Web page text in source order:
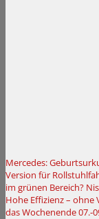
Mercedes:
Version für
im grünen Bereich?
Hohe Effizienz – ohne
das Wochenende 07.-